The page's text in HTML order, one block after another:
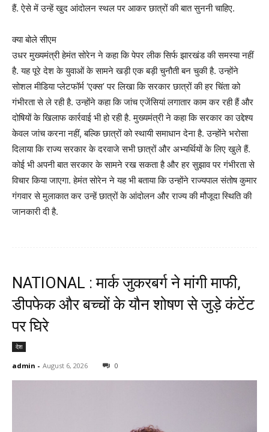
हैं. ऐसे में उन्हें खुद आंदोलन स्थल पर आकर छात्रों की बात सुननी चाहिए.
क्या बोले सीएम
उधर मुख्यमंत्री हेमंत सोरेन ने कहा कि पेपर लीक सिर्फ झारखंड की समस्या नहीं
है. यह पूरे देश के युवाओं के सामने खड़ी एक बड़ी चुनौती बन चुकी है. उन्होंने
सोशल मीडिया प्लेटफॉर्म ‘एक्स’ पर लिखा कि सरकार छात्रों की हर चिंता को
गंभीरता से ले रही है. उन्होंने कहा कि जांच एजेंसियां लगातार काम कर रही हैं और
दोषियों के खिलाफ कार्रवाई भी हो रही है. मुख्यमंत्री ने कहा कि सरकार का उद्देश्य
केवल जांच करना नहीं, बल्कि छात्रों को स्थायी समाधान देना है. उन्होंने भरोसा
दिलाया कि राज्य सरकार के दरवाजे सभी छात्रों और अभ्यर्थियों के लिए खुले हैं.
कोई भी अपनी बात सरकार के सामने रख सकता है और हर सुझाव पर गंभीरता से
विचार किया जाएगा. हेमंत सोरेन ने यह भी बताया कि उन्होंने राज्यपाल संतोष कुमार
गंगवार से मुलाकात कर उन्हें छात्रों के आंदोलन और राज्य की मौजूदा स्थिति की
जानकारी दी है.
NATIONAL : मार्क जुकरबर्ग ने मांगी माफी,
डीपफेक और बच्चों के यौन शोषण से जुड़े कंटेंट
पर घिरे
देश
admin - August 6, 2026 0